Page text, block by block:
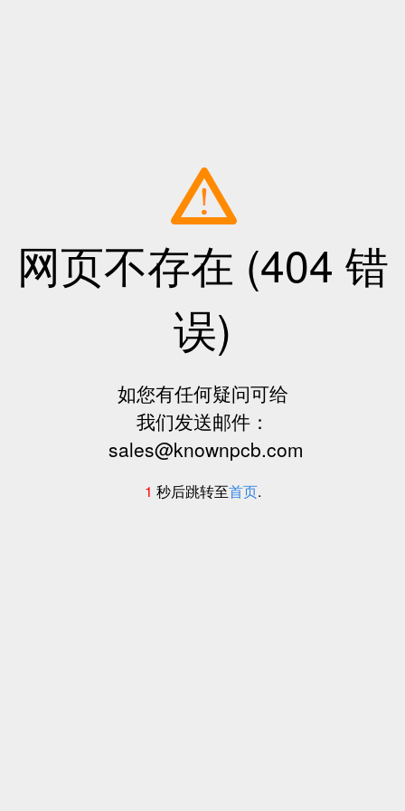
网页不存在 (404 错
误)
如您有任何疑问可给
我们发送邮件：
sales@knownpcb.com
1 秒后跳转至首页.